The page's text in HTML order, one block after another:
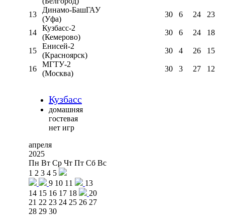
13
Динамо-БашГАУ
(Уфа)
30 6 24 23
14
Кузбасс-2
(Кемерово)
30 6 24 18
15
Енисей-2
(Красноярск)
30 4 26 15
16
МГТУ-2
(Москва)
30 3 27 12
Кузбасс
домашняя
гостевая
нет игр
апреля
2025
Пн Вт Ср Чт Пт Сб Вс
1 2 3 4 5
9 10 11
13
14 15 16 17 18
20
21 22 23 24 25 26 27
28 29 30